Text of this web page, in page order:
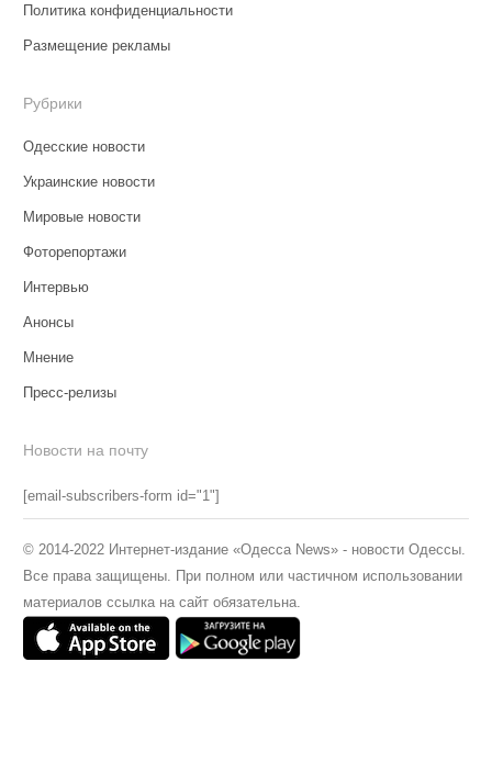
Политика конфиденциальности
Размещение рекламы
Рубрики
Одесские новости
Украинские новости
Мировые новости
Фоторепортажи
Интервью
Анонсы
Мнение
Пресс-релизы
Новости на почту
[email-subscribers-form id="1"]
© 2014-2022 Интернет-издание «Одесса News» - новости Одессы.
Все права защищены. При полном или частичном использовании
материалов ссылка на сайт обязательна.